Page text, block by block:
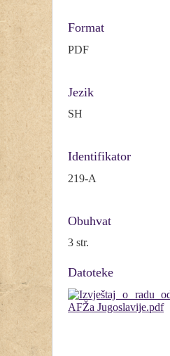
Format
PDF
Jezik
SH
Identifikator
219-A
Obuhvat
3 str.
Datoteke